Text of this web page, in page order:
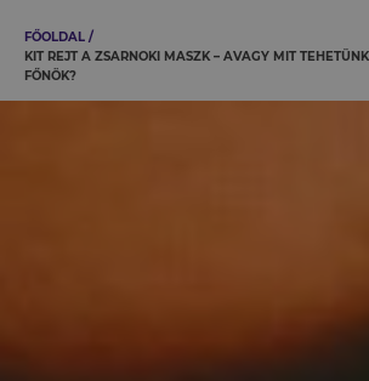
FŐOLDAL
KIT REJT A ZSARNOKI MASZK – AVAGY MIT
FŐNÖK?